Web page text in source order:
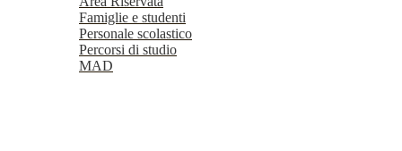
Famiglie e studenti
Personale scolastico
Percorsi di studio
MAD